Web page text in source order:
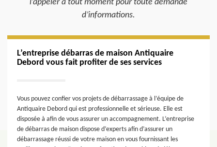
l’appeler à tout moment pour toute demande
d’informations.
L’entreprise débarras de maison Antiquaire
Debord vous fait profiter de ses services
Vous pouvez confier vos projets de débarrassage à l’équipe de
Antiquaire Debord qui est professionnelle et sérieuse. Elle est
disposée à afin de vous assurer un accompagnement. L’entreprise
de débarras de maison dispose d’experts afin d’assurer un
débarrassage réussi de votre maison en vous fournissant les